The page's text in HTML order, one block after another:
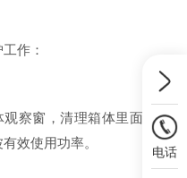
作：
察窗，清理箱体里面遗留
效使用功率。
电话